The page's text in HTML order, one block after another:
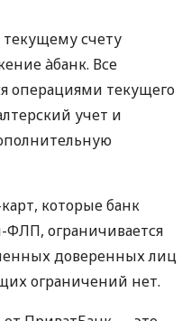
текущему счету
àбанк. Все
операциями текущего
учет и
которые банк
ограничивается
доверенных лиц
ограничений нет.